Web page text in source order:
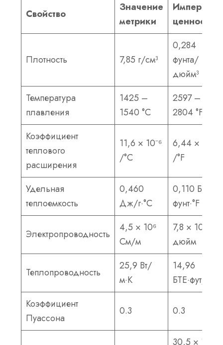
Свойство
Значение
метрики
Имперская
ценность
Плотность 7,85 г/см³
0,284
фунта/
дюйм³
Температура
плавления
1425 –
1540 °С
2597 –
2804 °F
Коэффициент
теплового
расширения
11,6 × 10⁻⁶
/°С
6,44 × 10⁻⁶
/°F
Удельная
теплоемкость
0,460
Дж/г·°С
0,110 БТЕ/
фунт·°F
Электропроводность
4,5 × 10⁶
См/м
7,8 × 10⁵ С/
дюйм
Теплопроводность
25,9 Вт/
м·К
14,96
БТЕ·фут/ч·°F
Коэффициент
Пуассона
0.3 0.3
30,5 × 10⁶